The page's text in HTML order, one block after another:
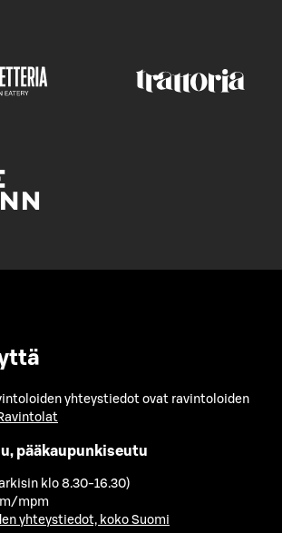
yhteystiedot ovat ravintoloiden
pääkaupunkiseutu
klo 8.30-16.30)
mpm
yhteystiedot, koko Suomi